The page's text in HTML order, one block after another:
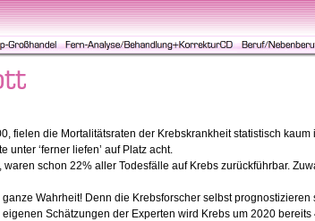
fielen die Mortalitätsraten der Krebskrankheit statistisch
unter ‘ferner liefen’ auf Platz acht.
waren schon 22% aller Todesfälle auf Krebs zurückführbar.
Wahrheit! Denn die Krebsforscher selbst
Schätzungen der Experten wird Krebs um 2020